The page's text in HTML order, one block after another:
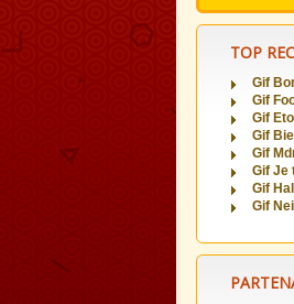
TOP
Gif
Gif
Gif
Gif
Gif
Gif Je
Gif
Gif